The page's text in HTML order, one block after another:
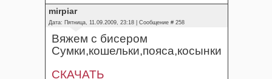
mirpiar
Дата: Пятница, 11.09.2009, 23:18 | Сообщение # 258
Вяжем с бисером
Сумки,кошельки,пояса,косынки
СКАЧАТЬ